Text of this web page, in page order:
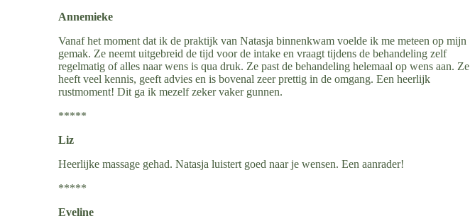
Annemieke
Vanaf het moment dat ik de praktijk van Natasja binnenkwam voelde ik me meteen op mijn
gemak. Ze neemt uitgebreid de tijd voor de intake en vraagt tijdens de behandeling zelf
regelmatig of alles naar wens is qua druk. Ze past de behandeling helemaal op wens aan. Ze
heeft veel kennis, geeft advies en is bovenal zeer prettig in de omgang. Een heerlijk
rustmoment! Dit ga ik mezelf zeker vaker gunnen.
*****
Liz
Heerlijke massage gehad. Natasja luistert goed naar je wensen. Een aanrader!
*****
Eveline